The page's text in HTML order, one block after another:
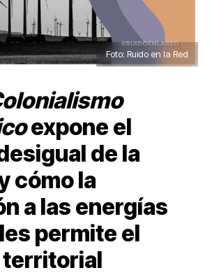
Foto: Ruido en la Red
expone el
de la
cómo la
a las energías
permite el